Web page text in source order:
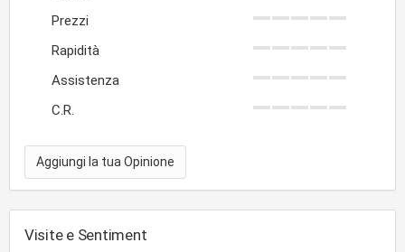
Prezzi
Rapidità
Assistenza
C.R.
Aggiungi la tua Opinione
Visite e Sentiment